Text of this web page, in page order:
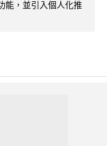
能，並引入個人化推